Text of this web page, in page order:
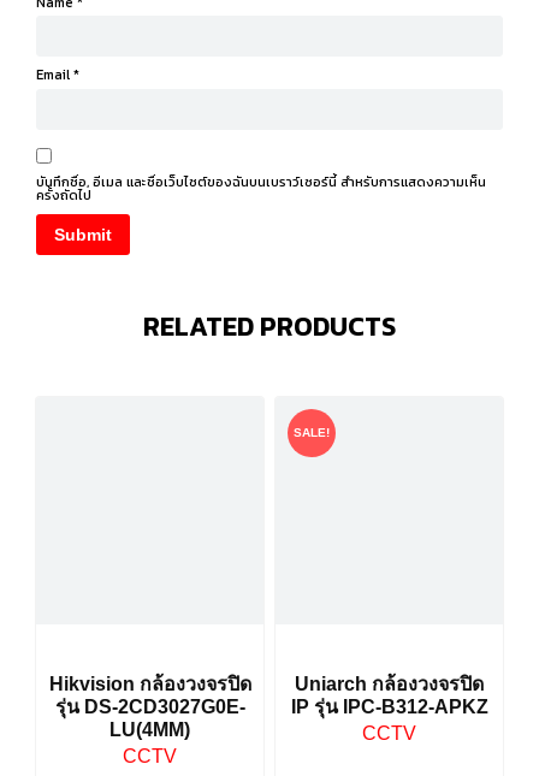
Email*
บันทึกชื่อ, อีเมล และชื่อเว็บไซต์ของฉันบนเบราว์เซอร์นี้ สำหรับการแสดงความเห็น
ครั้งถัดไป
RELATED PRODUCTS
Hikvision กล้องวงจรปิด
รุ่น DS-2CD3027G0E-
LU(4MM)
CCTV
SALE!
Uniarch กล้องวงจรปิด
IP รุ่น IPC-B312-APKZ
CCTV